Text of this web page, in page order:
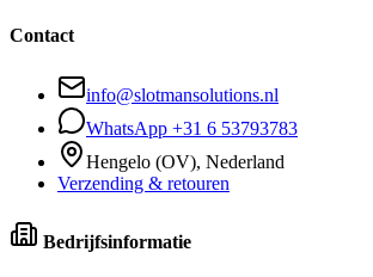
Contact
info@slotmansolutions.nl
WhatsApp +31 6 53793783
Hengelo (OV), Nederland
Verzending & retouren
Bedrijfsinformatie